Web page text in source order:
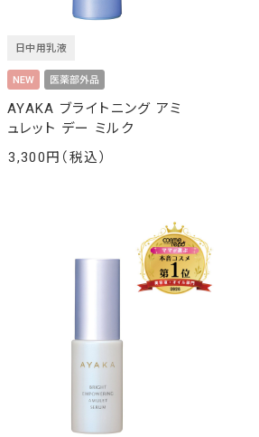
AYAKA ブライトニング アミ
ュレット デー ミルク
日中用乳液
3,300